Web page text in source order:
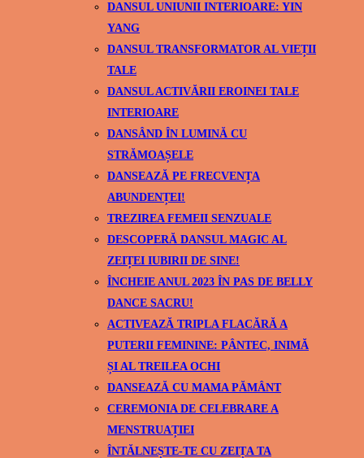
DANSUL UNIUNII INTERIOARE: YIN
YANG
DANSUL TRANSFORMATOR AL VIEȚII
TALE
DANSUL ACTIVĂRII EROINEI TALE
INTERIOARE
DANSÂND ÎN LUMINĂ CU
STRĂMOAȘELE
DANSEAZĂ PE FRECVENȚA
ABUNDENȚEI!
TREZIREA FEMEII SENZUALE
DESCOPERĂ DANSUL MAGIC AL
ZEIȚEI IUBIRII DE SINE!
ÎNCHEIE ANUL 2023 ÎN PAS DE BELLY
DANCE SACRU!
ACTIVEAZĂ TRIPLA FLACĂRĂ A
PUTERII FEMININE: PÂNTEC, INIMĂ
ȘI AL TREILEA OCHI
DANSEAZĂ CU MAMA PĂMÂNT
CEREMONIA DE CELEBRARE A
MENSTRUAȚIEI
ÎNTĂLNEȘTE-TE CU ZEIȚA TA